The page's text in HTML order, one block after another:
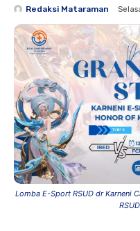
Redaksi Mataraman
Lomba E-Sport RSUD dr Karneni